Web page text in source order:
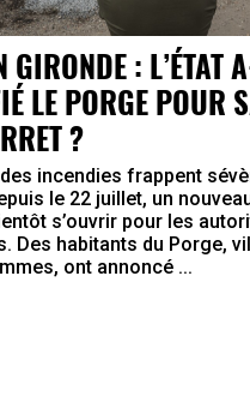
GIRONDE : L’ÉTAT
LE PORGE POUR
?
incendies frappent
le 22 juillet, un
s’ouvrir pour les
Des habitants du Porge,
ont annoncé ...